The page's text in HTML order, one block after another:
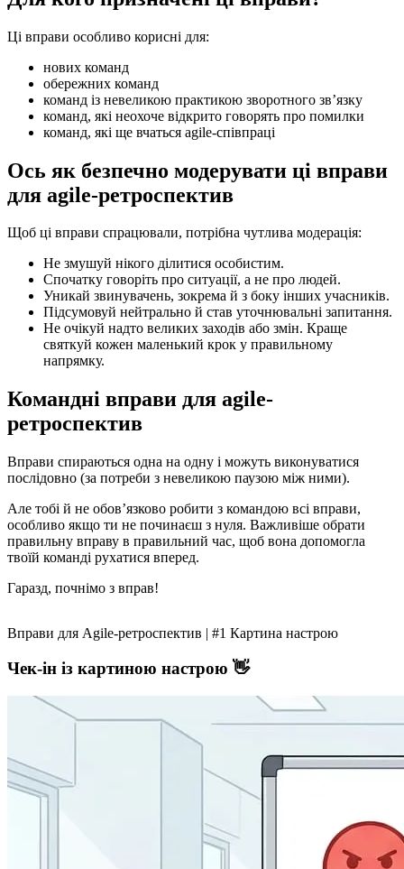
Ці вправи особливо корисні для:
нових команд
обережних команд
команд із невеликою практикою зворотного зв’язку
команд, які неохоче відкрито говорять про помилки
команд, які ще вчаться agile-співпраці
Ось як безпечно модерувати ці вправи
для agile-ретроспектив
Щоб ці вправи спрацювали, потрібна чутлива модерація:
Не змушуй нікого ділитися особистим.
Спочатку говоріть про ситуації, а не про людей.
Уникай звинувачень, зокрема й з боку інших учасників.
Підсумовуй нейтрально й став уточнювальні запитання.
Не очікуй надто великих заходів або змін. Краще
святкуй кожен маленький крок у правильному
напрямку.
Командні вправи для agile-
ретроспектив
Вправи спираються одна на одну і можуть виконуватися
послідовно (за потреби з невеликою паузою між ними).
Але тобі й не обов’язково робити з командою всі вправи,
особливо якщо ти не починаєш з нуля. Важливіше обрати
правильну вправу в правильний час, щоб вона допомогла
твоїй команді рухатися вперед.
Гаразд, почнімо з вправ!
Вправи для Agile-ретроспектив | #1 Картина настрою
Чек-ін із картиною настрою 👋